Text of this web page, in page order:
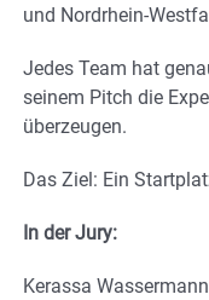
und Nordrhein-
Jedes Team hat
seinem Pitch die
überzeugen.
Das Ziel: Ein
In der Jury:
Kerassa